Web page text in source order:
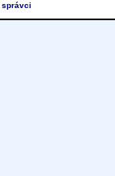
správci